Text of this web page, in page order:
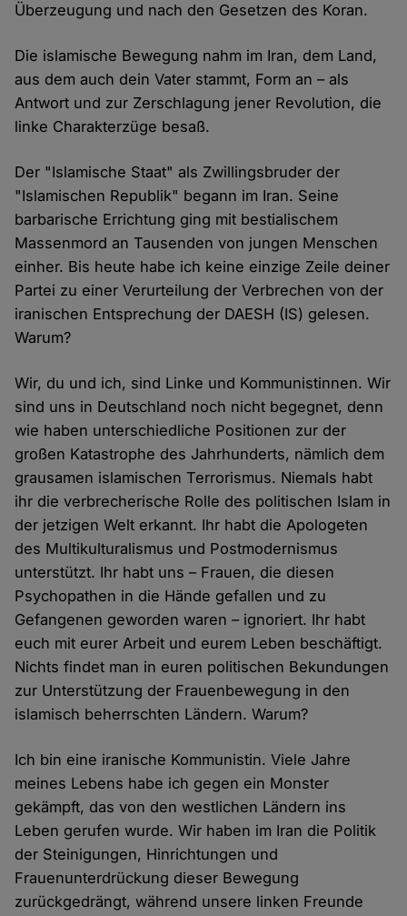
Überzeugung und nach den Gesetzen des Koran.
Die islamische Bewegung nahm im Iran, dem Land,
aus dem auch dein Vater stammt, Form an – als
Antwort und zur Zerschlagung jener Revolution, die
linke Charakterzüge besaß.
Der "Islamische Staat" als Zwillingsbruder der
"Islamischen Republik" begann im Iran. Seine
barbarische Errichtung ging mit bestialischem
Massenmord an Tausenden von jungen Menschen
einher. Bis heute habe ich keine einzige Zeile deiner
Partei zu einer Verurteilung der Verbrechen von der
iranischen Entsprechung der DAESH (IS) gelesen.
Warum?
Wir, du und ich, sind Linke und Kommunistinnen. Wir
sind uns in Deutschland noch nicht begegnet, denn
wie haben unterschiedliche Positionen zur der
großen Katastrophe des Jahrhunderts, nämlich dem
grausamen islamischen Terrorismus. Niemals habt
ihr die verbrecherische Rolle des politischen Islam in
der jetzigen Welt erkannt. Ihr habt die Apologeten
des Multikulturalismus und Postmodernismus
unterstützt. Ihr habt uns – Frauen, die diesen
Psychopathen in die Hände gefallen und zu
Gefangenen geworden waren – ignoriert. Ihr habt
euch mit eurer Arbeit und eurem Leben beschäftigt.
Nichts findet man in euren politischen Bekundungen
zur Unterstützung der Frauenbewegung in den
islamisch beherrschten Ländern. Warum?
Ich bin eine iranische Kommunistin. Viele Jahre
meines Lebens habe ich gegen ein Monster
gekämpft, das von den westlichen Ländern ins
Leben gerufen wurde. Wir haben im Iran die Politik
der Steinigungen, Hinrichtungen und
Frauenunterdrückung dieser Bewegung
zurückgedrängt, während unsere linken Freunde